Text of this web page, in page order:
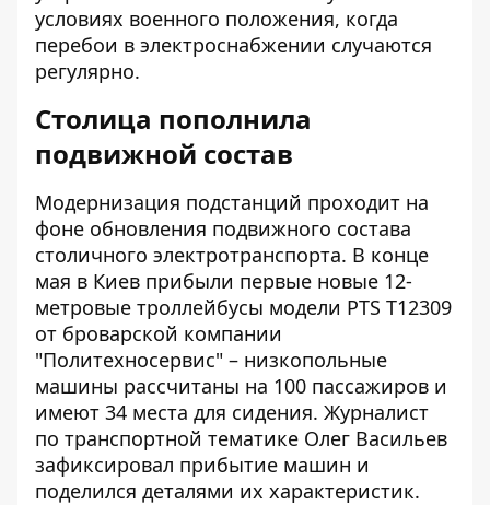
условиях военного положения, когда
перебои в электроснабжении случаются
регулярно.
Столица пополнила
подвижной состав
Модернизация подстанций проходит на
фоне обновления подвижного состава
столичного электротранспорта. В конце
мая в Киев прибыли первые новые 12-
метровые троллейбусы модели PTS T12309
от броварской компании
"Политехносервис" – низкопольные
машины рассчитаны на 100 пассажиров и
имеют 34 места для сидения. Журналист
по транспортной тематике Олег Васильев
зафиксировал прибытие машин и
поделился деталями их характеристик.